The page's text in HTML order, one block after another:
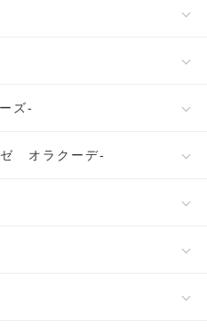
ズ-
オラクーデ-